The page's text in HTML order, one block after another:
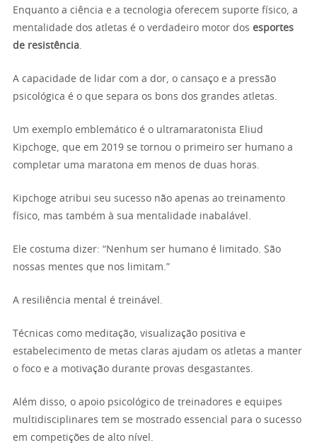
Enquanto a ciência e a tecnologia oferecem suporte físico, a
mentalidade dos atletas é o verdadeiro motor dos esportes
de resistência
A capacidade de lidar com a dor, o cansaço e a pressão
psicológica é o que separa os bons dos grandes atletas.
Um exemplo emblemático é o ultramaratonista Eliud
Kipchoge, que em 2019 se tornou o primeiro ser humano a
completar uma maratona em menos de duas horas.
Kipchoge atribui seu sucesso não apenas ao treinamento
físico, mas também à sua mentalidade inabalável.
Ele costuma dizer: “Nenhum ser humano é limitado. São
nossas mentes que nos limitam.”
A resiliência mental é treinável.
Técnicas como meditação, visualização positiva e
estabelecimento de metas claras ajudam os atletas a manter
o foco e a motivação durante provas desgastantes.
Além disso, o apoio psicológico de treinadores e equipes
multidisciplinares tem se mostrado essencial para o sucesso
em competições de alto nível.